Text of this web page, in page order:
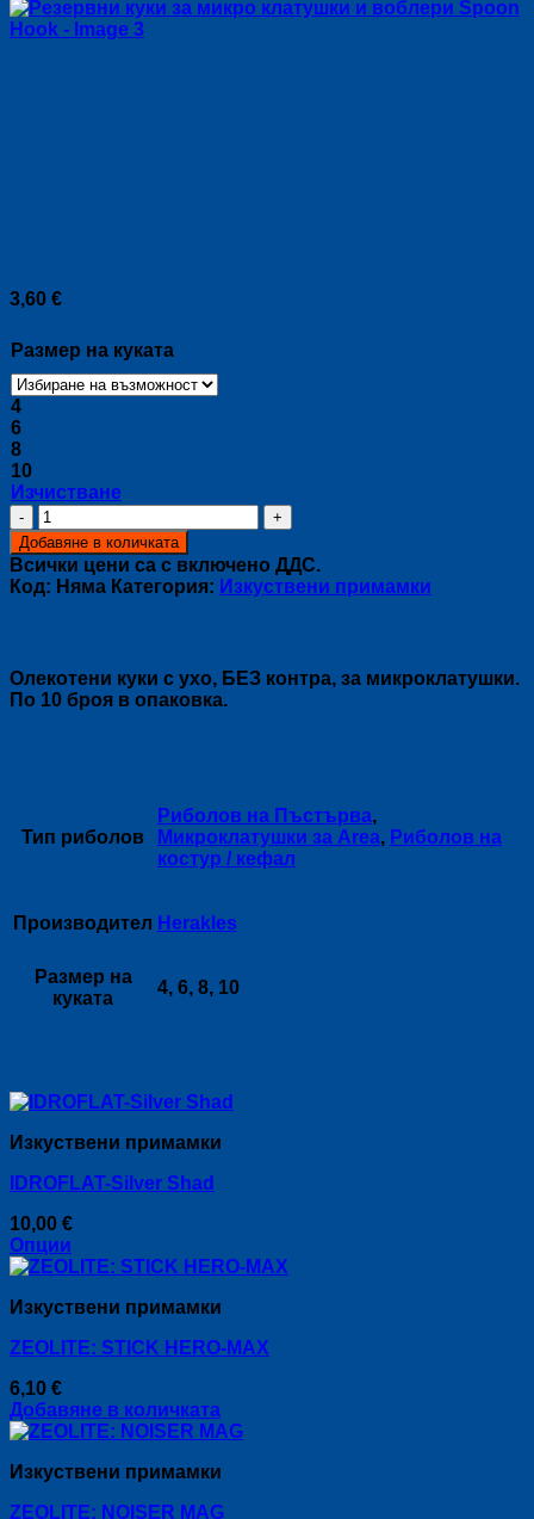
3,60 €
Размер на куката
4
6
8
10
Изчистване
количество
за
Резервни
куки
за
воблери
Spoon
Добавяне в количката
Всички цени са с включено ДДС.
Код: Няма Категория: Изкуствени примамки
Олекотени куки с ухо, БЕЗ контра, за микроклатушки.
По 10 броя в опаковка.
Тип риболов
Риболов на Пъстърва,
Микроклатушки за Area, Риболов на
костур / кефал
Производител Herakles
Размер на
куката
4, 6, 8, 10
Изкуствени примамки
IDROFLAT-Silver Shad
10,00 €
Опции
This
has
variants.
options
may
be
on
the
Изкуствени примамки
ZEOLITE: STICK HERO-MAX
6,10 €
Добавяне в количката
Изкуствени примамки
ZEOLITE: NOISER MAG